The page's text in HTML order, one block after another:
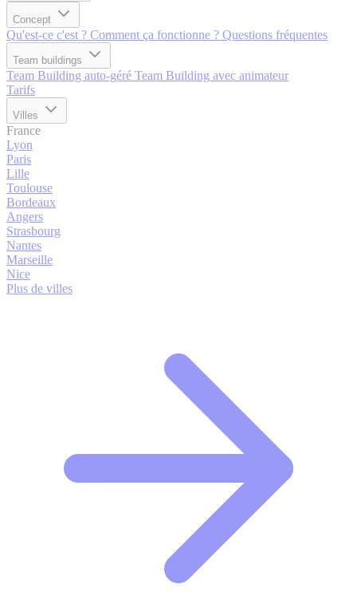
Concept
Qu'est-ce c'est ? Comment ça fonctionne ? Questions fréquentes
Team buildings
Team Building auto-géré Team Building avec animateur
Tarifs
Villes
France
Lyon
Paris
Lille
Toulouse
Bordeaux
Angers
Strasbourg
Nantes
Marseille
Nice
Plus de villes